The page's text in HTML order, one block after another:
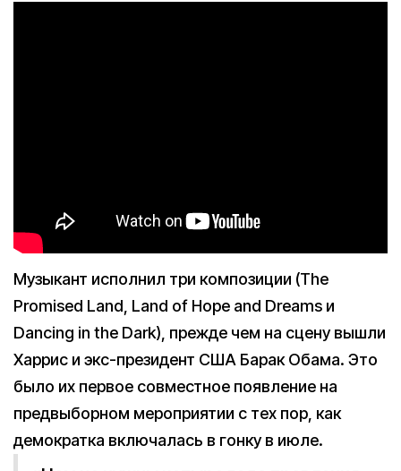
Музыкант исполнил три композиции (The
Promised Land, Land of Hope and Dreams и
Dancing in the Dark), прежде чем на сцену вышли
Харрис и экс-президент США Барак Обама. Это
было их первое совместное появление на
предвыборном мероприятии с тех пор, как
демократка включалась в гонку в июле.